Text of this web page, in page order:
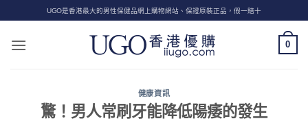
to
content
UGO是香港最大的男性保健品網上購物網站、保證原裝正品，假一賠十
0
健康資訊
驚！男人常刷牙能降低陽痿的發生